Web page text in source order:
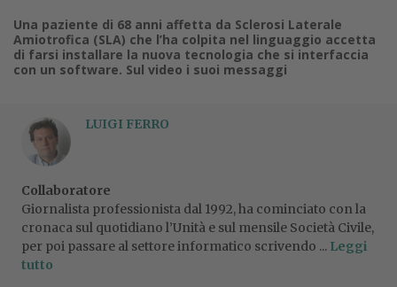
Una paziente di 68 anni affetta da Sclerosi Laterale
Amiotrofica (SLA) che l’ha colpita nel linguaggio accetta
di farsi installare la nuova tecnologia che si interfaccia
con un software. Sul video i suoi messaggi
LUIGI FERRO
Collaboratore
Giornalista professionista dal 1992, ha cominciato con la
cronaca sul quotidiano l’Unità e sul mensile Società Civile,
per poi passare al settore informatico scrivendo ... Leggi
tutto